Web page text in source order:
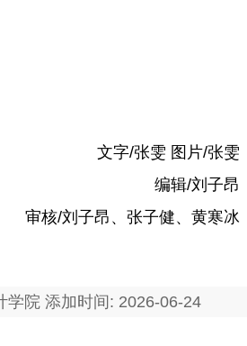
文字/张雯 图片/张雯
编辑/刘子昂
审核/刘子昂、张子健、黄寒冰
学院 添加时间: 2026-06-24